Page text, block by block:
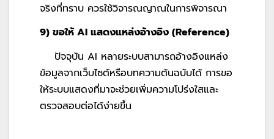
จริงที่ทราบ ควรใช้วิจารณญาณในการพิจารณา
9) ขอให้ AI แสดงแหล่งอ้างอิง (Reference)
ปัจจุบัน AI หลายระบบสามารถอ้างอิงแหล่ง
ข้อมูลจากเว็บไซต์หรือบทความต้นฉบับได้ การขอ
ให้ระบบแสดงที่มาจะช่วยเพิ่มความโปร่งใสและ
ตรวจสอบต่อได้ง่ายขึ้น